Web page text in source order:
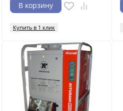
В корзину
Купить в 1 клик